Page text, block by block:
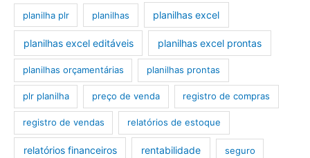
planilha plr planilhas planilhas excel
planilhas excel editáveis planilhas excel prontas
planilhas orçamentárias planilhas prontas
plr planilha preço de venda registro de compras
registro de vendas relatórios de estoque
relatórios financeiros rentabilidade seguro